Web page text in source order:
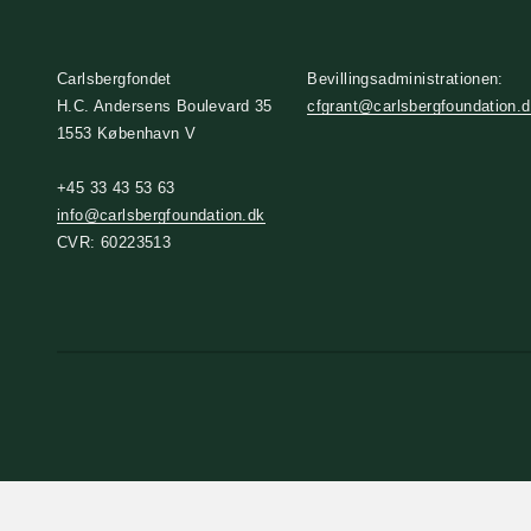
Carlsbergfondet
H.C. Andersens Boulevard 35
1553 København V
+45 33 43 53 63
info@carlsbergfoundation.dk
CVR: 60223513
Bevillingsadministrationen: